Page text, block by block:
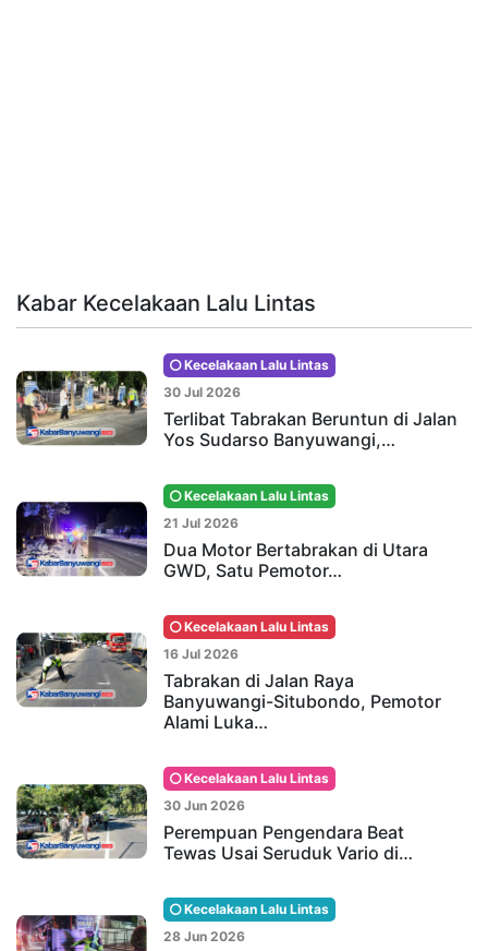
Kabar Kecelakaan Lalu Lintas
Kecelakaan Lalu Lintas
30 Jul 2026
Terlibat Tabrakan Beruntun di Jalan
Yos Sudarso Banyuwangi,…
Kecelakaan Lalu Lintas
21 Jul 2026
Dua Motor Bertabrakan di Utara
GWD, Satu Pemotor…
Kecelakaan Lalu Lintas
16 Jul 2026
Tabrakan di Jalan Raya
Banyuwangi-Situbondo, Pemotor
Alami Luka…
Kecelakaan Lalu Lintas
30 Jun 2026
Perempuan Pengendara Beat
Tewas Usai Seruduk Vario di…
Kecelakaan Lalu Lintas
28 Jun 2026